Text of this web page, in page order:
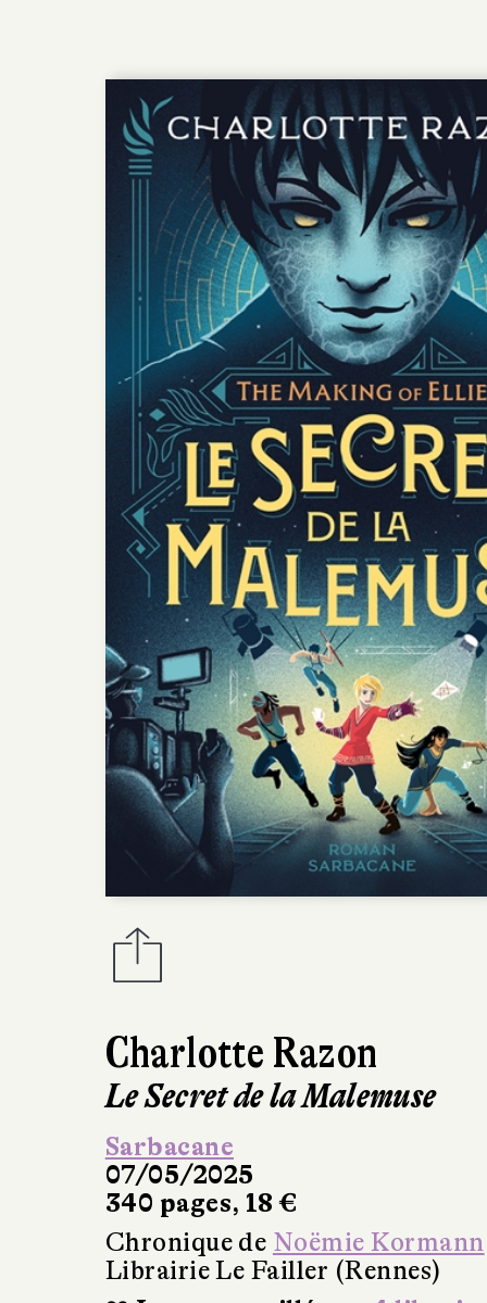
Charlotte Razon
Le Secret de la Malemuse
Sarbacane
07/05/2025
340 pages, 18 €
Chronique de Noëmie Kormann
Librairie Le Failler (Rennes)